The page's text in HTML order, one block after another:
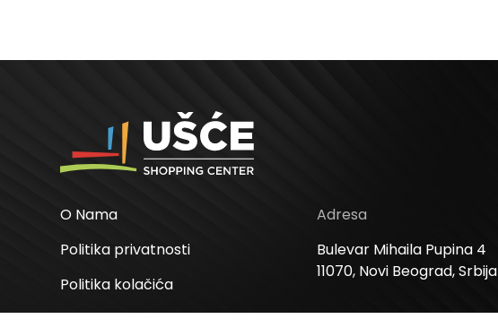
O Nama
Politika privatnosti
Politika kolačića
Odluke
Adresa
Bulevar Mihaila Pupina 4
11070, Novi Beograd, Srbija